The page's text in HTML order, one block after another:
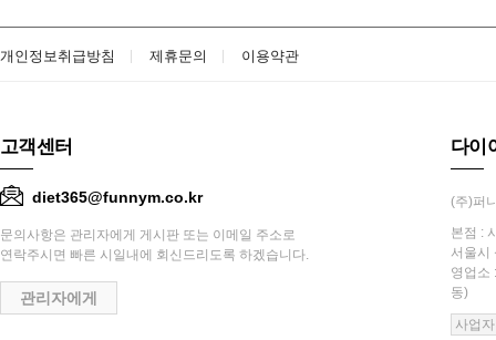
개인정보취급방침 제휴문의 이용약관
고객센터
diet365@funnym.co.kr
문의사항은 관리자에게 게시판 또는 이메일 주소로
연락주시면 빠른 시일내에 회신드리도록 하겠습니다.
관리자에게
다이
(주)퍼
본점 :
서울시
영업소
동)
사업